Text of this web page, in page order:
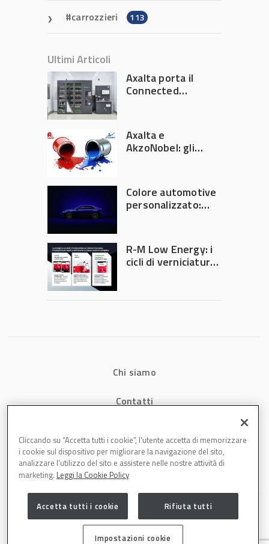
carrozzieri 113
Ultimi Articoli
Axalta porta il
Connected
Automechanika
Frankfurt 2026
Axalta e
AkzoNobel: gli
Colore automotive
personalizzato:
diventa ingegneria
di precisione
R-M Low Energy: i
cicli di verniciatura
tempi e costi in
Chi siamo
Contatti
Cookies
Cliccando su “Accetta tutti i cookie”, l'utente accetta di memorizzare
i cookie sul dispositivo per migliorare la navigazione del sito,
analizzare l'utilizzo del sito e assistere nelle nostre attività di
marketing. Leggi la Cookie Policy
Accetta tutti i cookie Rifiuta tutti
Impostazioni cookie